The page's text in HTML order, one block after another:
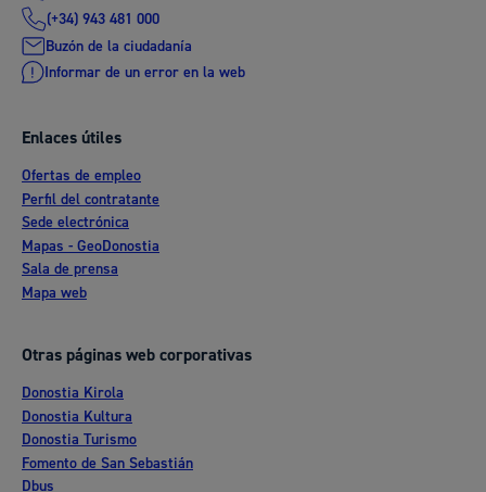
(+34) 943 481 000
Buzón de la ciudadanía
Informar de un error en la web
Enlaces útiles
Ofertas de empleo
Perfil del contratante
Sede electrónica
Mapas - GeoDonostia
Sala de prensa
Mapa web
Otras páginas web corporativas
Donostia Kirola
Donostia Kultura
Donostia Turismo
Fomento de San Sebastián
Dbus